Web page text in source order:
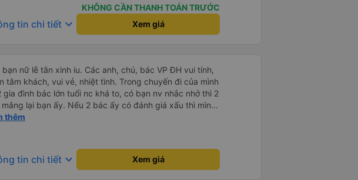
điểm tối đa. Cảm ơn bạn rất nhiều.KHÔNG CẦN THANH TOÁN TRƯỚC
tin chi tiết keyboard_arrow_down Xem giá
bạn nữ lễ tân xinh iu. Các anh, chú, bác VP ĐH vui tính,
khách, vui vẻ, nhiệt tình. Trong chuyến đi của mình
gia đình bác lớn tuổi nc khá to, có bạn nv nhắc nhở thì 2
lại bạn ấy. Nếu 2 bác ấy có đánh giá xấu thì mình
lại nha. Bạn ấy nhắc nhở rất đúng. 2 bác nói rất to. To
ánh thì đừng trừ lương bạn ấy nha. Nếu bạn ấy bị trừ
bạn ấy liên hệ sđt của mình, mình hỗ trợ ạ. Số mình
thêm
tin chi tiết keyboard_arrow_down Xem giá